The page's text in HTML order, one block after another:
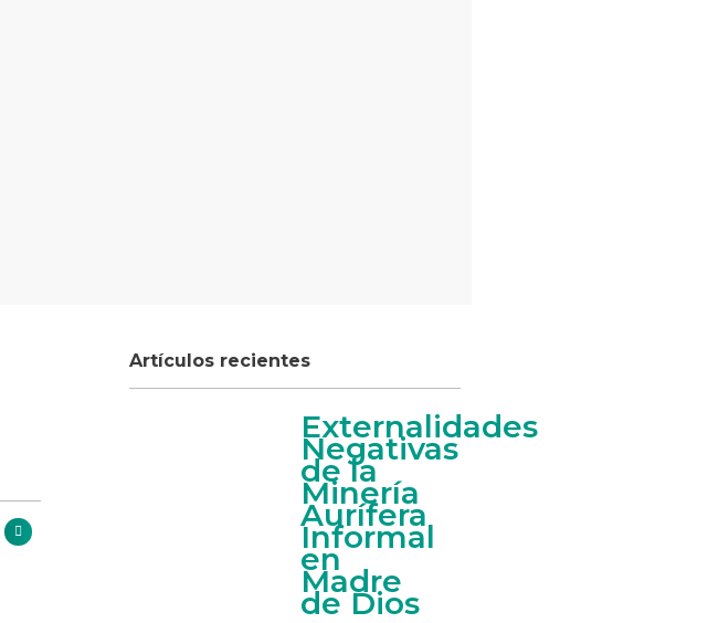
Artículos recientes
Externalidades
Negativas
de la
Minería
Aurífera
Informal
en
Madre
de Dios